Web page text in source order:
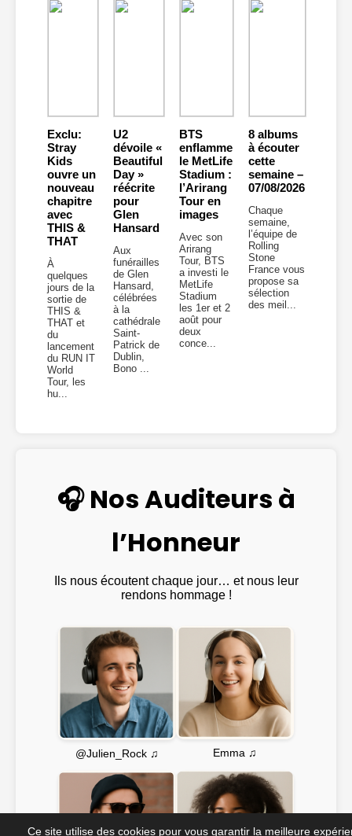
Exclu:
Stray
Kids
ouvre un
nouveau
chapitre
avec
THIS &
THAT
À
quelques
jours de la
sortie de
THIS &
THAT et
du
lancement
du RUN IT
World
Tour, les
hu...
U2
dévoile «
Beautiful
Day »
réécrite
pour
Glen
Hansard
Aux
funérailles
de Glen
Hansard,
célébrées
à la
cathédrale
Saint-
Patrick de
Dublin,
Bono ...
BTS
enflamme
le MetLife
Stadium :
l’Arirang
Tour en
images
Avec son
Arirang
Tour, BTS
a investi le
MetLife
Stadium
les 1er et 2
août pour
deux
conce...
8 albums
à écouter
cette
semaine –
07/08/2026
Chaque
semaine,
l’équipe de
Rolling
Stone
France vous
propose sa
sélection
des meil...
🎧 Nos Auditeurs à
l’Honneur
Ils nous écoutent chaque jour… et nous leur
rendons hommage !
@Julien_Rock ♫ Emma ♫
Ce site utilise des cookies pour vous garantir la meilleure